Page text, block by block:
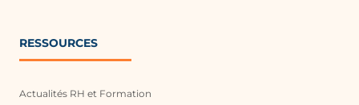
RESSOURCES
Actualités RH et Formation